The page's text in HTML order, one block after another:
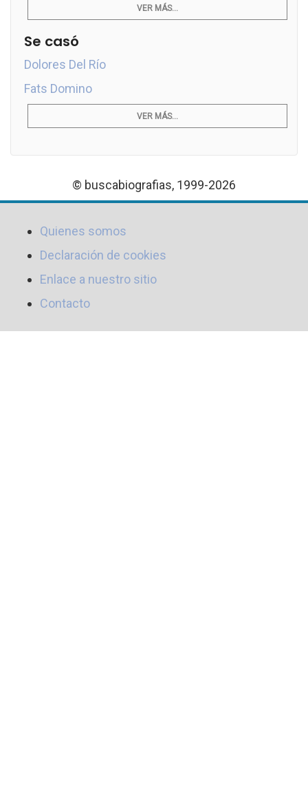
VER MÁS...
Se casó
Dolores Del Río
Fats Domino
VER MÁS...
© buscabiografias, 1999-2026
Quienes somos
Declaración de cookies
Enlace a nuestro sitio
Contacto